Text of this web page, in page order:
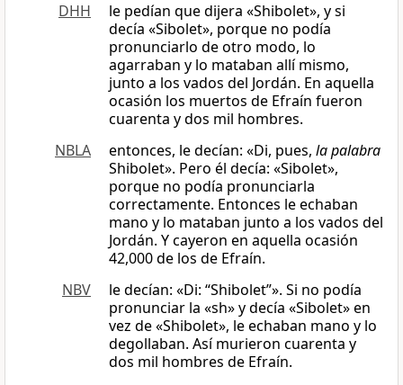
DHH
le pedían que dijera «Shibolet», y si
decía «Sibolet», porque no podía
pronunciarlo de otro modo, lo
agarraban y lo mataban allí mismo,
junto a los vados del Jordán. En aquella
ocasión los muertos de Efraín fueron
cuarenta y dos mil hombres.
NBLA
entonces, le decían: «Di, pues, la palabra
Shibolet». Pero él decía: «Sibolet»,
porque no podía pronunciarla
correctamente. Entonces le echaban
mano y lo mataban junto a los vados del
Jordán. Y cayeron en aquella ocasión
42,000 de los de Efraín.
NBV
le decían: «Di: “Shibolet”». Si no podía
pronunciar la «sh» y decía «Sibolet» en
vez de «Shibolet», le echaban mano y lo
degollaban. Así murieron cuarenta y
dos mil hombres de Efraín.